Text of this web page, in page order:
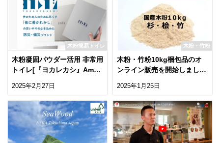
木粉簡易トイレ
木粉凝固パウダー活用 非常用
トイレ[『ヨカレカシ』Amaz
2025年2月27日
木粉・竹粉
木粉・竹粉10kg梱包品のオ
ンライン販売を開始しまし
2025年1月25日